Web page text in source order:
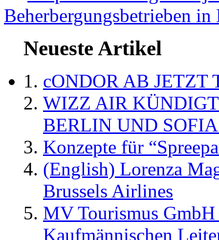
Beherbergungsbetrieben in
Neueste Artikel
cONDOR AB
WIZZ AIR
BERLIN UND
Konzepte für
(English) Lorenza
Brussels Airlines
MV Tourismus
Kaufmännischen